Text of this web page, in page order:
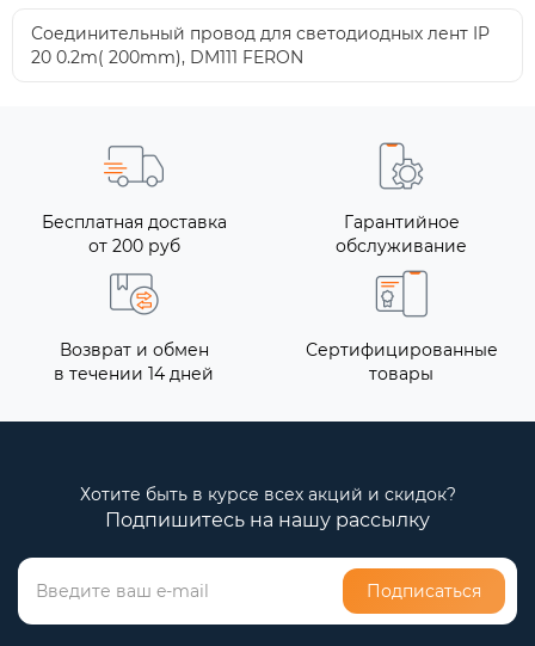
Соединительный провод для светодиодных лент IP
20 0.2m( 200mm), DM111 FERON
Бесплатная доставка
от 200 руб
Гарантийное
обслуживание
Возврат и обмен
в течении 14 дней
Сертифицированные
товары
Хотите быть в курсе всех акций и скидок?
Подпишитесь на нашу рассылку
Подписаться